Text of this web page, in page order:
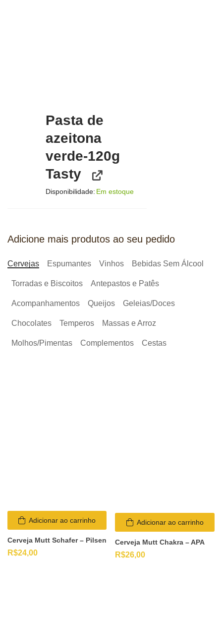
Pasta de
azeitona
verde-120g
Tasty
Disponibilidade: Em estoque
Adicione mais produtos ao seu pedido
Cervejas Espumantes Vinhos Bebidas Sem Álcool
Torradas e Biscoitos Antepastos e Patês
Acompanhamentos Queijos Geleias/Doces
Chocolates Temperos Massas e Arroz
Molhos/Pimentas Complementos Cestas
Adicionar ao carrinho
Cerveja Mutt Schafer – Pilsen
R$24,00
Adicionar ao carrinho
Cerveja Mutt Chakra – APA
R$26,00